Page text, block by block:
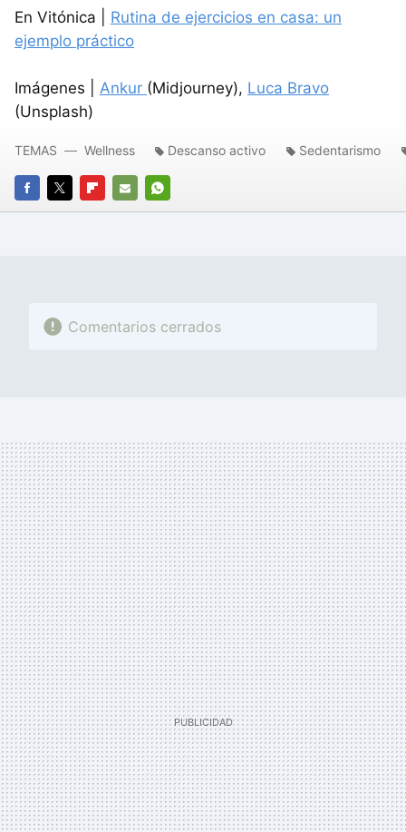
En Vitónica | Rutina de ejercicios en casa: un
ejemplo práctico
Imágenes | Ankur (Midjourney), Luca Bravo
(Unsplash)
FACEBOOK
TWITTERFLIPBOARD
E-
WHATSAPP
TEMAS Wellness Descanso activo Sedentarismo
Comentarios cerrados